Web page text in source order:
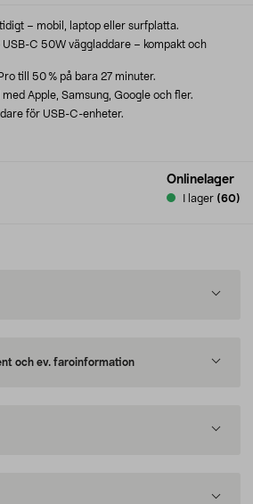
Onlinelager
I lager (60)
– mobil, laptop eller surfplatta.
USB-C 50W väggladdare – kompakt och
till 50 % på bara 27 minuter.
Apple, Samsung, Google och fler.
för USB-C-enheter.
och ev. faroinformation